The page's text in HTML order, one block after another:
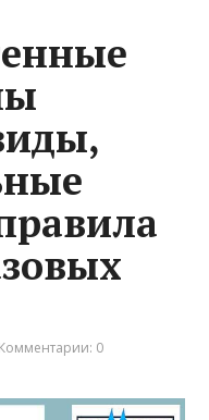
Комментарии: 0